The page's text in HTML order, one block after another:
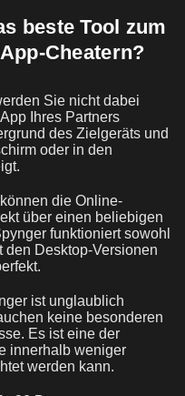
beste Tool zum
Cheatern?
Sie nicht dabei
Ihres Partners
des Zielgeräts und
oder in den
die Online-
über einen beliebigen
funktioniert sowohl
den Desktop-Versionen
ist unglaublich
keine besonderen
Es ist eine der
innerhalb weniger
werden kann.